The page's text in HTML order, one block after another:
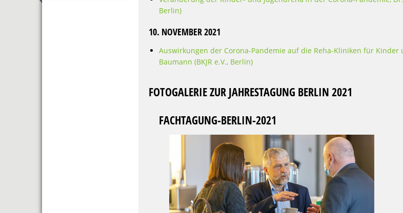
Berlin)
10. NOVEMBER 2021
Auswirkungen der Corona-Pandemie auf die Reha-Kliniken für Kinder
Baumann (BKJR e.V., Berlin)
FOTOGALERIE ZUR JAHRESTAGUNG BERLIN 2021
FACHTAGUNG-BERLIN-2021